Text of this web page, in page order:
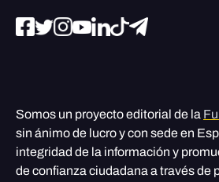
Somos un proyecto editorial de la
sin ánimo de lucro y con sede en
integridad de la información y
de confianza ciudadana a través de